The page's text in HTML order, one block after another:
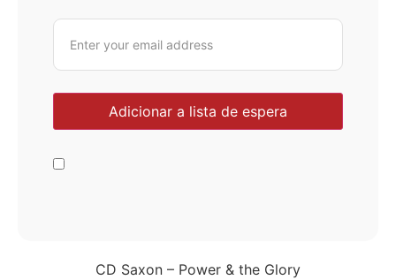
CD Saxon – Power & the Glory